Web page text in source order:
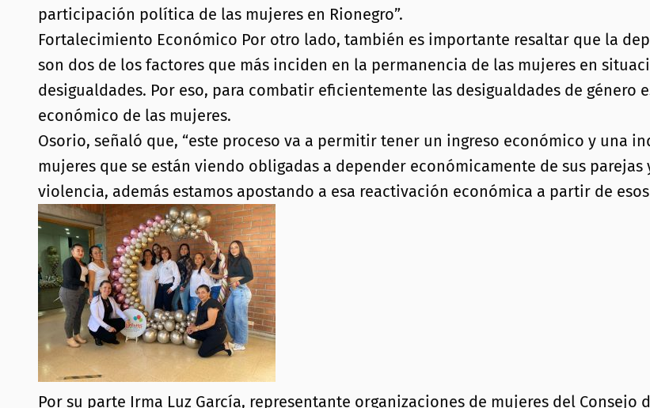
participación política de las mujeres en Rionegro”.
Fortalecimiento Económico Por otro lado, también es importante resaltar que la
son dos de los factores que más inciden en la permanencia de las mujeres en
desigualdades. Por eso, para combatir eficientemente las desigualdades de
económico de las mujeres.
Osorio, señaló que, “este proceso va a permitir tener un ingreso económico y una
mujeres que se están viendo obligadas a depender económicamente de sus
violencia, además estamos apostando a esa reactivación económica a partir de
Por su parte Irma Luz García, representante organizaciones de mujeres del